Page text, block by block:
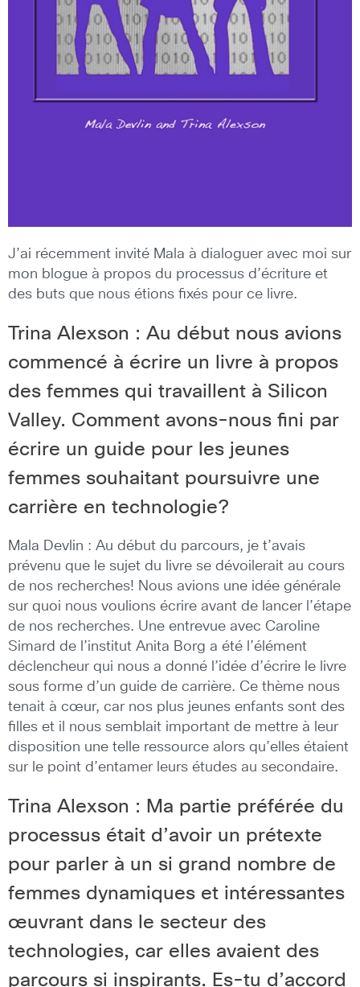
J’ai récemment invité Mala à dialoguer avec moi sur
mon blogue à propos du processus d’écriture et
des buts que nous étions fixés pour ce livre.
Trina Alexson : Au début nous avions
commencé à écrire un livre à propos
des femmes qui travaillent à Silicon
Valley. Comment avons-nous fini par
écrire un guide pour les jeunes
femmes souhaitant poursuivre une
carrière en technologie?
Mala Devlin : Au début du parcours, je t’avais
prévenu que le sujet du livre se dévoilerait au cours
de nos recherches! Nous avions une idée générale
sur quoi nous voulions écrire avant de lancer l’étape
de nos recherches. Une entrevue avec Caroline
Simard de l’institut Anita Borg a été l’élément
déclencheur qui nous a donné l’idée d’écrire le livre
sous forme d’un guide de carrière. Ce thème nous
tenait à cœur, car nos plus jeunes enfants sont des
filles et il nous semblait important de mettre à leur
disposition une telle ressource alors qu’elles étaient
sur le point d’entamer leurs études au secondaire.
Trina Alexson : Ma partie préférée du
processus était d’avoir un prétexte
pour parler à un si grand nombre de
femmes dynamiques et intéressantes
œuvrant dans le secteur des
technologies, car elles avaient des
parcours si inspirants. Es-tu d’accord